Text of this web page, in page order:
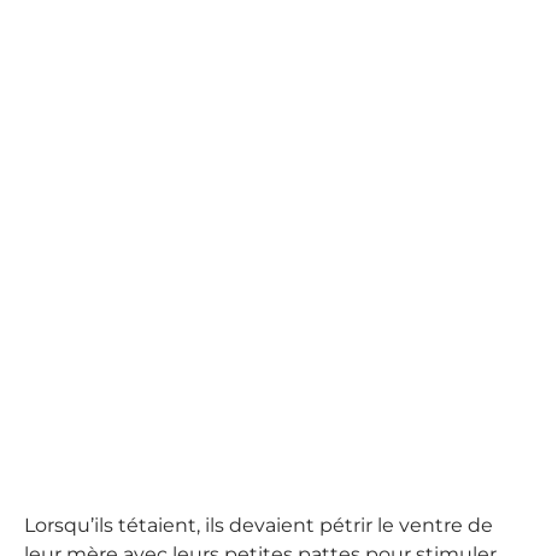
Lorsqu’ils tétaient, ils devaient pétrir le ventre de